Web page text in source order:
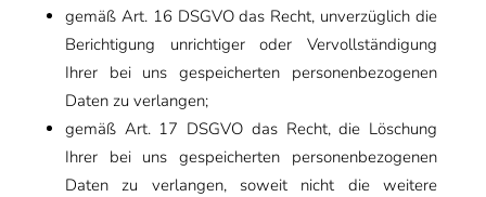
gemäß Art. 16 DSGVO das Recht, unverzüglich die
Berichtigung unrichtiger oder Vervollständigung
Ihrer bei uns gespeicherten personenbezogenen
Daten zu verlangen;
gemäß Art. 17 DSGVO das Recht, die Löschung
Ihrer bei uns gespeicherten personenbezogenen
Daten zu verlangen, soweit nicht die weitere